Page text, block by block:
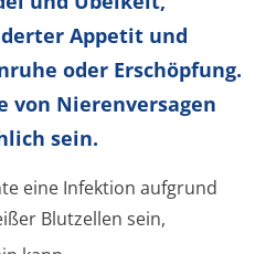
Appetit und
oder Erschöpfung.
von Nierenversagen
se­in.
eine Infektion aufgrund
Blutzellen sein,